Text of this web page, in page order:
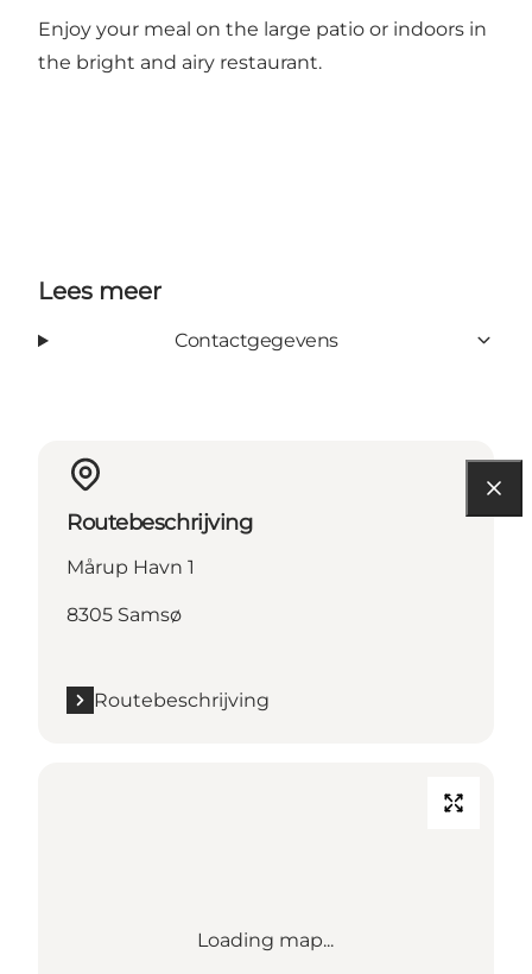
Enjoy your meal on the large patio or indoors in
the bright and airy restaurant.
Lees meer
Contactgegevens
Routebeschrijving
Mårup Havn 1
8305 Samsø
Routebeschrijving
Loading map...